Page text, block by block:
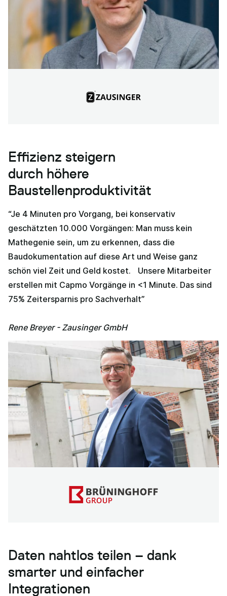
Effizienz steigern
durch höhere
Baustellenproduktivität
“Je 4 Minuten pro Vorgang, bei konservativ
geschätzten 10.000 Vorgängen: Man muss kein
Mathegenie sein, um zu erkennen, dass die
Baudokumentation auf diese Art und Weise ganz
schön viel Zeit und Geld kostet. Unsere Mitarbeiter
erstellen mit Capmo Vorgänge in <1 Minute. Das sind
75% Zeitersparnis pro Sachverhalt”
Rene Breyer - Zausinger GmbH
Daten nahtlos teilen – dank
smarter und einfacher
Integrationen